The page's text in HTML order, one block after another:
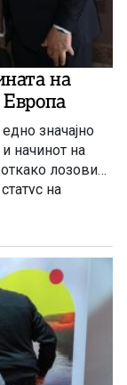
на
значајно
начинот на
лозовиот
на
евалуација
и